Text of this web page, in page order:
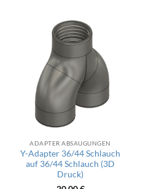
ADAPTER ABSAUGUNGEN
Y-Adapter 36/44 Schlauch
auf 36/44 Schlauch (3D
Druck)